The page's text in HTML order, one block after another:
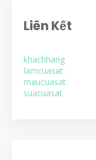
Liên Kết
khachhang
lamcuasat
maucuasat
suacuasat